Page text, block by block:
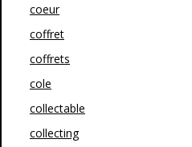
coeur
coffret
coffrets
cole
collectable
collecting